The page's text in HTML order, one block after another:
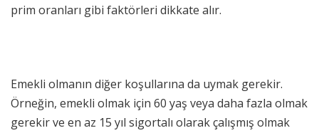
prim oranları gibi faktörleri dikkate alır.
Emekli olmanın diğer koşullarına da uymak gerekir.
Örneğin, emekli olmak için 60 yaş veya daha fazla olmak
gerekir ve en az 15 yıl sigortalı olarak çalışmış olmak